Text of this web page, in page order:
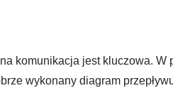
komunikacja jest kluczowa. W
wykonany diagram